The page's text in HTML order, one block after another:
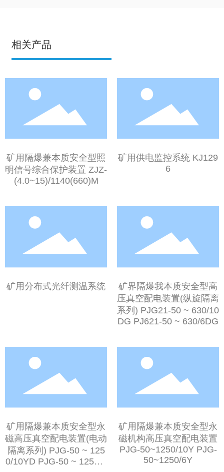
相关产品
矿用隔爆兼本质安全型照
明信号综合保护装置 ZJZ-
(4.0~15)/1140(660)M
矿用供电监控系统 KJ129
6
矿用分布式光纤测温系统
矿界隔爆我本质安全型高
压真空配电装置(纵旋隔离
系列) PJG21-50 ~ 630/10
DG PJ621-50 ~ 630/6DG
矿用隔爆兼本质安全型永
磁高压真空配电装置(电动
隔离系列) PJG-50 ~ 125
0/10YD PJG-50 ~ 1250/6
矿用隔爆兼本质安全型永
磁机构高压真空配电装置
PJG-50~1250/10Y PJG-
50~1250/6Y